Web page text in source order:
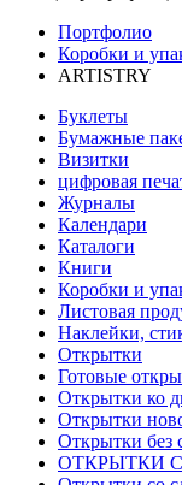
Портфолио
Коробки и
ARTISTRY
Буклеты
Бумажные
Визитки
цифровая
Журналы
Календари
Каталоги
Книги
Коробки и
Листовая
Наклейки,
Открытки
Готовые
Открытки ко
Открытки
Открытки без
ОТКРЫТКИ